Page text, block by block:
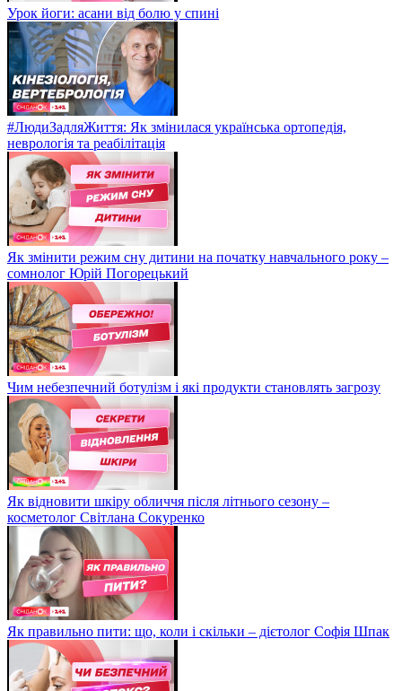
Урок йоги: асани від болю у спині
#ЛюдиЗадляЖиття: Як змінилася українська ортопедія,
неврологія та реабілітація
Як змінити режим сну дитини на початку навчального року –
сомнолог Юрій Погорецький
Чим небезпечний ботулізм і які продукти становлять загрозу
Як відновити шкіру обличчя після літнього сезону –
косметолог Світлана Сокуренко
Як правильно пити: що, коли і скільки – дієтолог Софія Шпак